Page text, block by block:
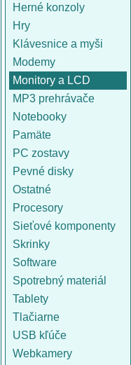
Herné konzoly
Hry
Klávesnice a myši
Modemy
Monitory a LCD
MP3 prehrávače
Notebooky
Pamäte
PC zostavy
Pevné disky
Ostatné
Procesory
Sieťové komponenty
Skrinky
Software
Spotrebný materiál
Tablety
Tlačiarne
USB kľúče
Webkamery